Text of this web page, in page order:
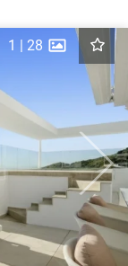
Next
1 | 28